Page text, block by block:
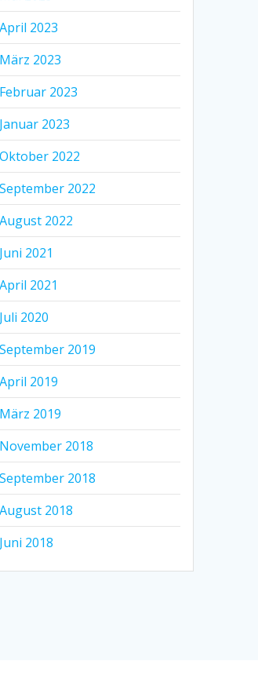
April 2023
März 2023
Februar 2023
Januar 2023
Oktober 2022
September 2022
August 2022
Juni 2021
April 2021
Juli 2020
September 2019
April 2019
März 2019
November 2018
September 2018
August 2018
Juni 2018